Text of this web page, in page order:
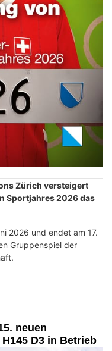
Zürich versteigert
Sportjahres 2026 das
2026 und endet am 17.
Gruppenspiel der
neuen
D3 in Betrieb